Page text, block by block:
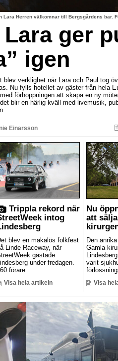
Lara Herren välkomnar till Bergsgårdens bar.
ger
igen
blev verklighet när Lara och Paul tog
Nu fylls hotellet av gäster från hela
förhoppningen att skapa en ny
blir en härlig kväll med livemusik,
Einarsson
Trippla rekord när
intog
blev en makalös folkfest
Linde Raceway, när
gästade
under fredagen.
förare ...
Visa hela artikeln
Nu
att
Den
Gamla
varit
Visa